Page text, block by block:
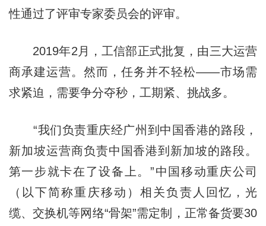
性通过了评审专家委员会的评审。
2019年2月，工信部正式批复，由三大运营
商承建运营。然而，任务并不轻松——市场需
求紧迫，需要争分夺秒，工期紧、挑战多。
“我们负责重庆经广州到中国香港的路段，
新加坡运营商负责中国香港到新加坡的路段。
第一步就卡在了设备上。”中国移动重庆公司
（以下简称重庆移动）相关负责人回忆，光
缆、交换机等网络“骨架”需定制，正常备货要30